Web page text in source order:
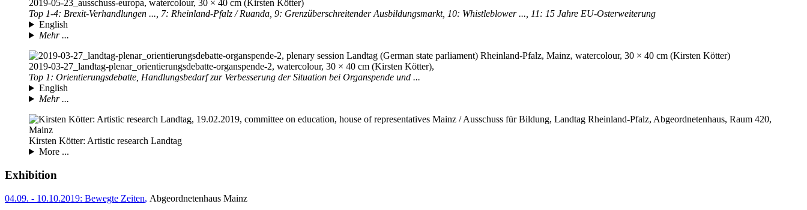
2019-05-23 _ausschuss-europa, watercolour, 30 × 40 cm (Kirsten Kötter)
Top 1-4: Brexit-Verhandlungen ..., 7: Rheinland-Pfalz / Ruanda, 9: Grenzüberschreitender Ausbildungsmarkt, 10: Whistleblower ..., 11: 15 Jahre EU-Osterweiterung
English
Mehr ...
2019-03-27 _landtag-plenar_orientierungsdebatte-organspende-2, watercolour, 30 × 40 cm (Kirsten Kötter),
Top 1: Orientierungsdebatte, Handlungsbedarf zur Verbesserung der Situation bei Organspende und ...
English
Mehr ...
Kirsten Kötter: Artistic research Landtag
More ...
Exhibition
04.09. - 10.10.2019: Bewegte Zeiten, Abgeordnetenhaus Mainz